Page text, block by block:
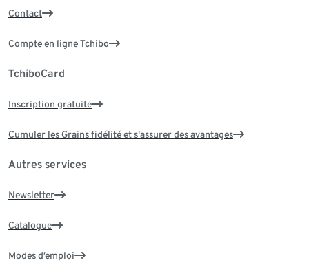
Contact
Compte en ligne Tchibo
TchiboCard
Inscription gratuite
Cumuler les Grains fidélité et s'assurer des avantages
Autres services
Newsletter
Catalogue
Modes d’emploi